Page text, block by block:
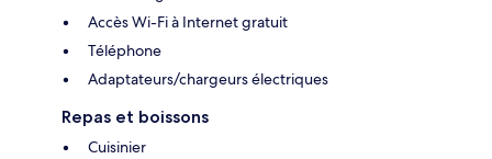
Accès Wi-Fi à Internet gratuit
Téléphone
Adaptateurs/chargeurs électriques
Repas et boissons
Cuisinier